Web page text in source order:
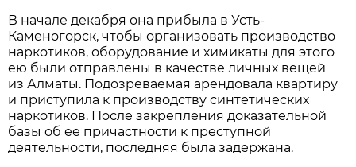
В начале декабря она прибыла в Усть-
Каменогорск, чтобы организовать производство
наркотиков, оборудование и химикаты для этого
ею были отправлены в качестве личных вещей
из Алматы. Подозреваемая арендовала квартиру
и приступила к производству синтетических
наркотиков. После закрепления доказательной
базы об ее причастности к преступной
деятельности, последняя была задержана.